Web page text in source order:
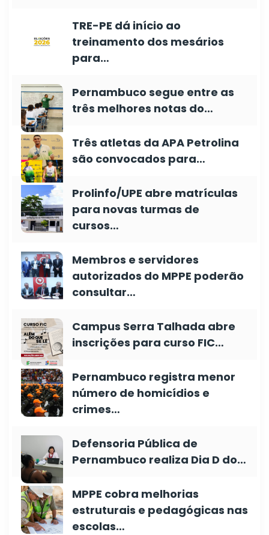
TRE-PE dá início ao
treinamento dos mesários
para…
Pernambuco segue entre as
três melhores notas do…
Três atletas da APA Petrolina
são convocados para…
Prolinfo/UPE abre matrículas
para novas turmas de
cursos…
Membros e servidores
autorizados do MPPE poderão
consultar…
Campus Serra Talhada abre
inscrições para curso FIC…
Pernambuco registra menor
número de homicídios e
crimes…
Defensoria Pública de
Pernambuco realiza Dia D do…
MPPE cobra melhorias
estruturais e pedagógicas nas
escolas…